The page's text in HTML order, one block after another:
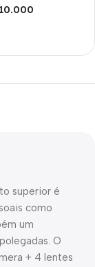
superior é
como
um
O
+ 4 lentes